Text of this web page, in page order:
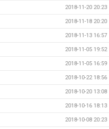
2018-11-20 20:23
2018-11-18 20:20
2018-11-13 16:57
2018-11-05 19:52
2018-11-05 16:59
2018-10-22 18:56
2018-10-20 13:08
2018-10-16 18:13
2018-10-08 20:23